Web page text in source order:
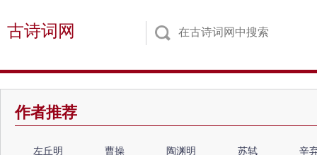
古诗词网
作者推荐
左丘明 曹操 陶渊明 苏轼 辛